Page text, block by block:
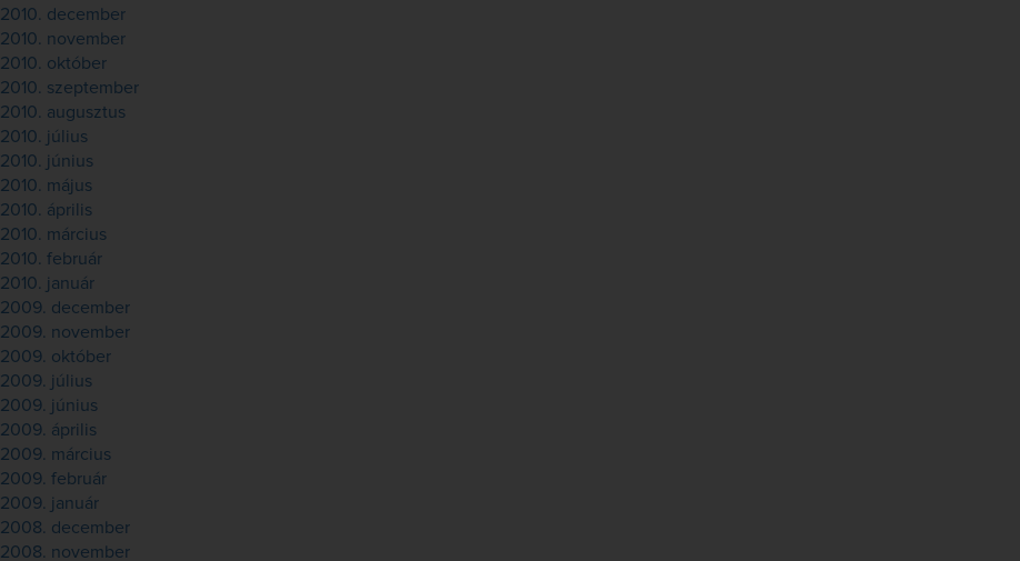
2010. december
2010. november
2010. október
2010. szeptember
2010. augusztus
2010. július
2010. június
2010. május
2010. április
2010. március
2010. február
2010. január
2009. december
2009. november
2009. október
2009. július
2009. június
2009. április
2009. március
2009. február
2009. január
2008. december
2008. november